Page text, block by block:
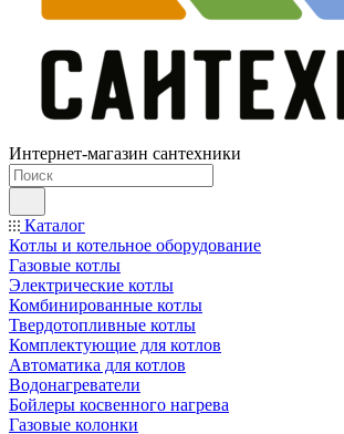
Интернет-магазин сантехники
Каталог
Котлы и котельное оборудование
Газовые котлы
Электрические котлы
Комбинированные котлы
Твердотопливные котлы
Комплектующие для котлов
Автоматика для котлов
Водонагреватели
Бойлеры косвенного нагрева
Газовые колонки